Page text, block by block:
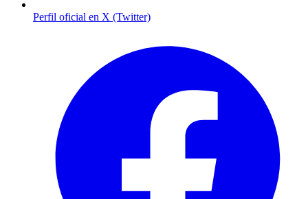
Perfil oficial en X (Twitter)